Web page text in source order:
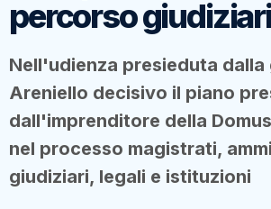
percorso
Nell'udienza presieduta dalla
Areniello decisivo il piano
dall'imprenditore della
nel processo magistrati,
giudiziari, legali e istituzioni